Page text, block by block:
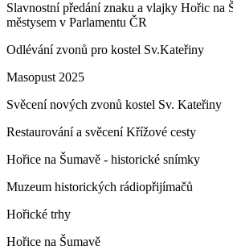
Slavnostní předání znaku a vlajky Hořic na
městysem v Parlamentu ČR
Odlévání zvonů pro kostel Sv.Kateřiny
Masopust 2025
Svěcení nových zvonů kostel Sv. Kateřiny
Restaurování a svěcení Křížové cesty
Hořice na Šumavě - historické snímky
Muzeum historických rádiopřijímačů
Hořické trhy
Hořice na Šumavě